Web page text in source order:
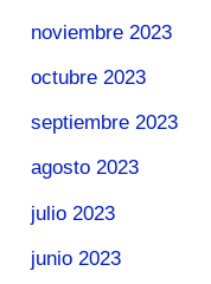
noviembre 2023
octubre 2023
septiembre 2023
agosto 2023
julio 2023
junio 2023